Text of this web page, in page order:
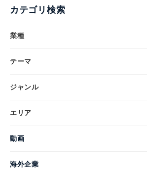
カテゴリ検索
業種
テーマ
ジャンル
エリア
動画
海外企業